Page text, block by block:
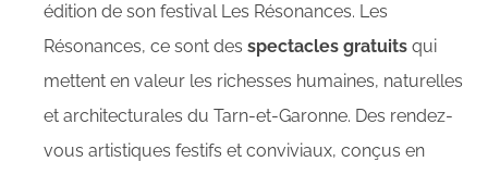
édition de son festival Les Résonances. Les
Résonances, ce sont des spectacles gratuits qui
mettent en valeur les richesses humaines, naturelles
et architecturales du Tarn-et-Garonne. Des rendez-
vous artistiques festifs et conviviaux, conçus en